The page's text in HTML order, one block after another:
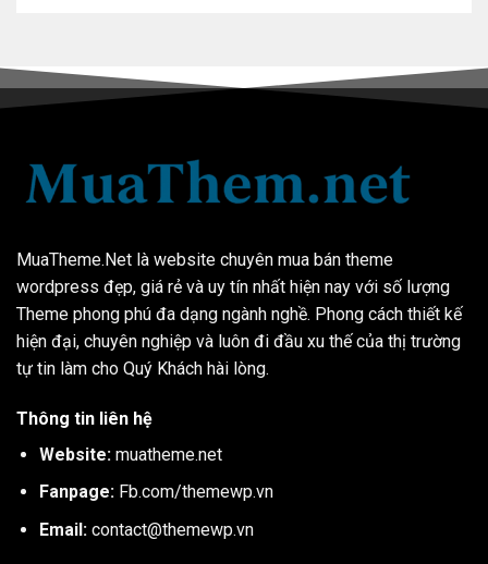
MuaTheme.Net là website chuyên mua bán theme
wordpress đẹp, giá rẻ và uy tín nhất hiện nay với số lượng
Theme phong phú đa dạng ngành nghề. Phong cách thiết kế
hiện đại, chuyên nghiệp và luôn đi đầu xu thế của thị trường
tự tin làm cho Quý Khách hài lòng.
Thông tin liên hệ
Website: muatheme.net
Fanpage: Fb.com/themewp.vn
Email: contact@themewp.vn